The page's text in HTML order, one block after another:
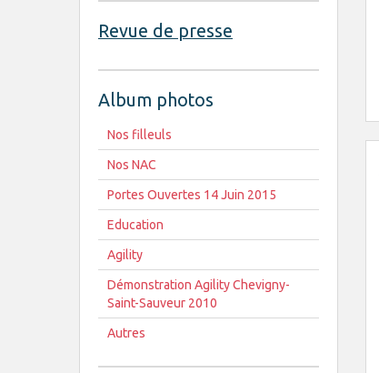
Revue de presse
Album photos
Nos filleuls
Nos NAC
Portes Ouvertes 14 Juin 2015
Education
Agility
Démonstration Agility Chevigny-
Saint-Sauveur 2010
Autres